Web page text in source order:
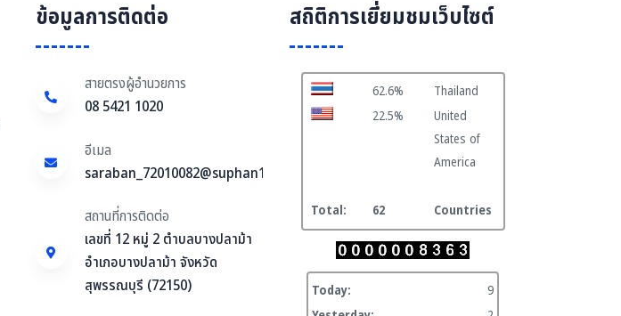
ข้อมูลการติดต่อ
08 5421 1020
สายตรงผู้อำนวยการ
saraban_72010082@suphan1.go.th
อีเมล
เลขที่ 12 หมู่ 2 ตำบลบางปลาม้า
อำเภอบางปลาม้า จังหวัด
สุพรรณบุรี (72150)
สถานที่การติดต่อ
สถิติการเยี่ยมชมเว็บไซต์
62.6%
Thailand
22.5%
United
States of
America
Total: 62 Countries
Today:
9